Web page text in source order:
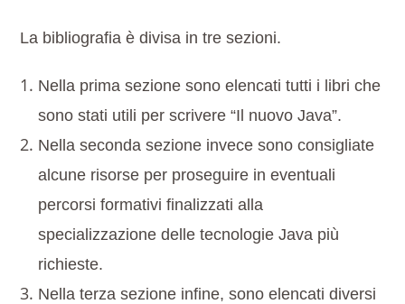
La bibliografia è divisa in tre sezioni.
Nella prima sezione sono elencati tutti i libri che
sono stati utili per scrivere “Il nuovo Java”.
Nella seconda sezione invece sono consigliate
alcune risorse per proseguire in eventuali
percorsi formativi finalizzati alla
specializzazione delle tecnologie Java più
richieste.
Nella terza sezione infine, sono elencati diversi